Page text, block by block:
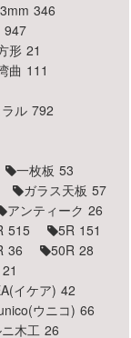
346
947
形 21
曲 111
ル 792
一枚板 53
ガラス天板 57
アンティーク 26
515 5R 151
36 50R 28
21
イケア) 42
ウニコ) 66
木工 26